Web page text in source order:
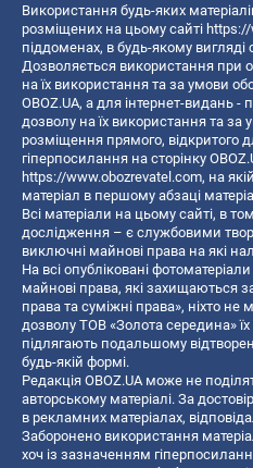
Використання будь-яких
розміщених на цьому сайті https://
піддоменах, в будь-якому вигляді
Дозволяється використання при
на їх використання та за умови
OBOZ.UA, а для інтернет-видань
дозволу на їх використання та за
розміщення прямого, відкритого
гіперпосилання на сторінку
https://www.obozrevatel.com, на
матеріал в першому абзаці
Всі матеріали на цьому сайті, в
дослідження – є службовими
виключні майнові права на які
На всі опубліковані
майнові права, які захищаються
права та суміжні права», ніхто
дозволу ТОВ «Золота середина»
підлягають подальшому
будь-якій формі.
Редакція OBOZ.UA може не
авторському матеріалі. За
в рекламних матеріалах,
Заборонено використання
хоч із зазначенням